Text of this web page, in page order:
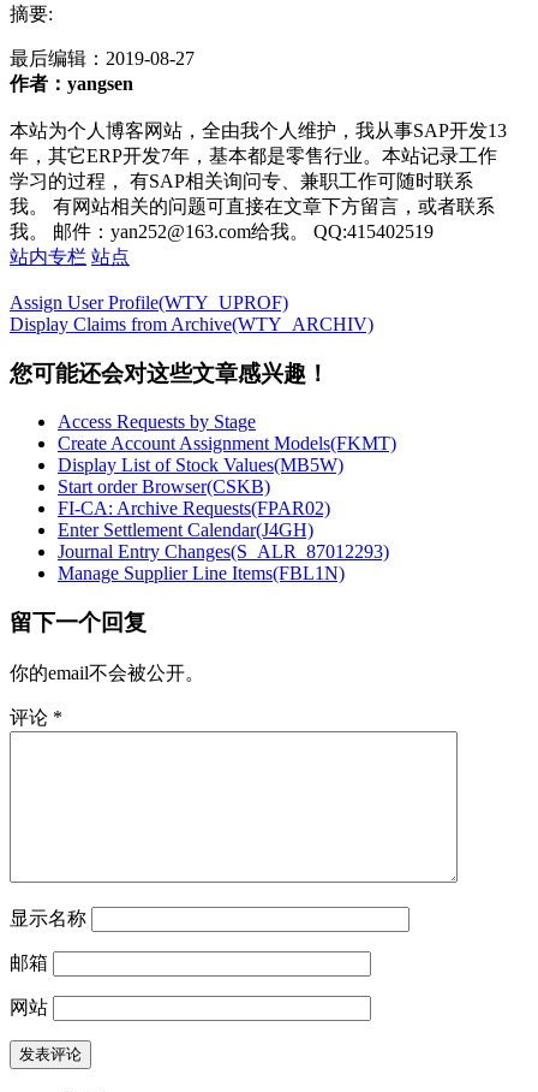
摘要:
最后编辑： 2019-08-27
作者：yangsen
本站为个人博客网站，全由我个人维护，我从事SAP开发13
年，其它ERP开发7年，基本都是零售行业。本站记录工作
学习的过程， 有SAP相关询问专、兼职工作可随时联系
我。 有网站相关的问题可直接在文章下方留言，或者联系
我。 邮件：yan252@163.com给我。 QQ:415402519
站内专栏 站点
Assign User Profile(WTY_UPROF)
Display Claims from Archive(WTY_ARCHIV)
您可能还会对这些文章感兴趣！
Access Requests by Stage
Create Account Assignment Models(FKMT)
Display List of Stock Values(MB5W)
Start order Browser(CSKB)
FI-CA: Archive Requests(FPAR02)
Enter Settlement Calendar(J4GH)
Journal Entry Changes(S_ALR_87012293)
Manage Supplier Line Items(FBL1N)
留下一个回复
你的email不会被公开。
评论 *
显示名称
邮箱
网站